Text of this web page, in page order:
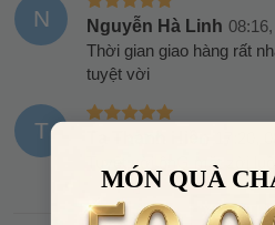
N Nguyễn Hà Linh
Thời gian giao hàng rất
tuyệt vời
T
Tuyệt vời ônG mặt zời
XEM
MÓN QUÀ